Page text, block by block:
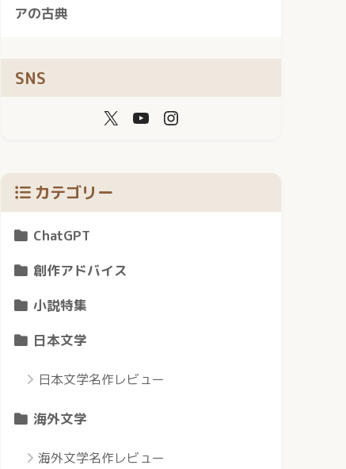
アの古典
SNS
カテゴリー
ChatGPT
創作アドバイス
小説特集
日本文学
日本文学名作レビュー
海外文学
海外文学名作レビュー